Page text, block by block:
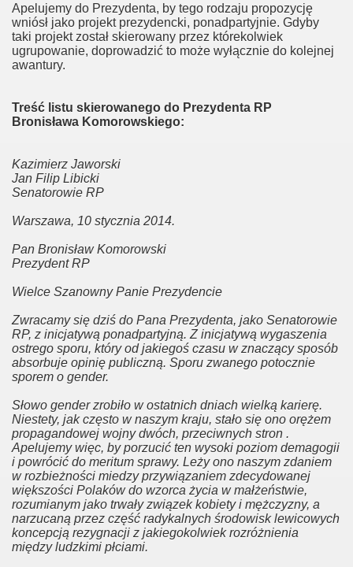
Apelujemy do Prezydenta, by tego rodzaju propozycję
wniósł jako projekt prezydencki, ponadpartyjnie. Gdyby
taki projekt został skierowany przez którekolwiek
ugrupowanie, doprowadzić to może wyłącznie do kolejnej
awantury.
Treść listu skierowanego do Prezydenta RP
Bronisława Komorowskiego:
Kazimierz Jaworski
Jan Filip Libicki
Senatorowie RP
Warszawa, 10 stycznia 2014.
Pan Bronisław Komorowski
Prezydent RP
Wielce Szanowny Panie Prezydencie
Zwracamy się dziś do Pana Prezydenta, jako Senatorowie
RP, z inicjatywą ponadpartyjną. Z inicjatywą wygaszenia
ostrego sporu, który od jakiegoś czasu w znaczący sposób
absorbuje opinię publiczną. Sporu zwanego potocznie
sporem o gender.
Słowo gender zrobiło w ostatnich dniach wielką karierę.
Niestety, jak często w naszym kraju, stało się ono orężem
propagandowej wojny dwóch, przeciwnych stron .
Apelujemy więc, by porzucić ten wysoki poziom demagogii
i powrócić do meritum sprawy. Leży ono naszym zdaniem
w rozbieżności miedzy przywiązaniem zdecydowanej
większości Polaków do wzorca życia w małżeństwie,
rozumianym jako trwały związek kobiety i mężczyzny, a
narzucaną przez część radykalnych środowisk lewicowych
koncepcją rezygnacji z jakiegokolwiek rozróżnienia
między ludzkimi płciami.